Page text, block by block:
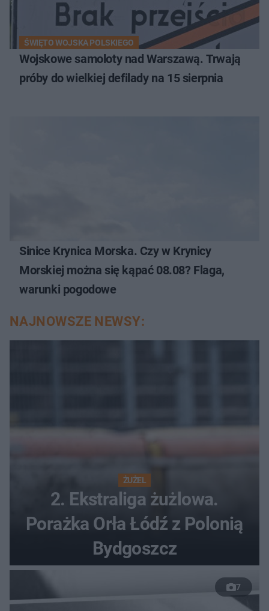
ŚWIĘTO WOJSKA POLSKIEGO
Wojskowe samoloty nad Warszawą. Trwają
próby do wielkiej defilady na 15 sierpnia
Sinice Krynica Morska. Czy w Krynicy
Morskiej można się kąpać 08.08? Flaga,
warunki pogodowe
NAJNOWSZE NEWSY:
ŻUŻEL
2. Ekstraliga żużlowa.
Porażka Orła Łódź z Polonią
Bydgoszcz
7